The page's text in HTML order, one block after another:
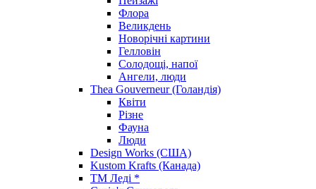
Флора
Великдень
Новорічні картини
Гелловін
Солодощі, напої
Ангели, люди
Thea Gouverneur (Голандія)
Квіти
Різне
Фауна
Люди
Design Works (США)
Kustom Krafts (Канада)
ТМ Леді *